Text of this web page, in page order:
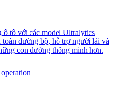
ô tô với các model Ultralytics
đường bộ, hỗ trợ người lái và
con đường thông minh hơn.